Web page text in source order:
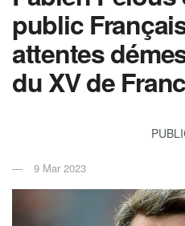
public
attentes
du XV de
9 Mar 2023